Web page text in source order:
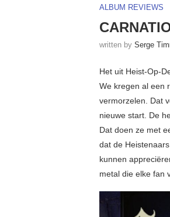
ALBUM REVIEWS
written by Serge
Het uit Heist-Op-
We kregen al een
vermorzelen. Dat
nieuwe start. De
Dat doen ze met
dat de
kunnen
metal die elke fan